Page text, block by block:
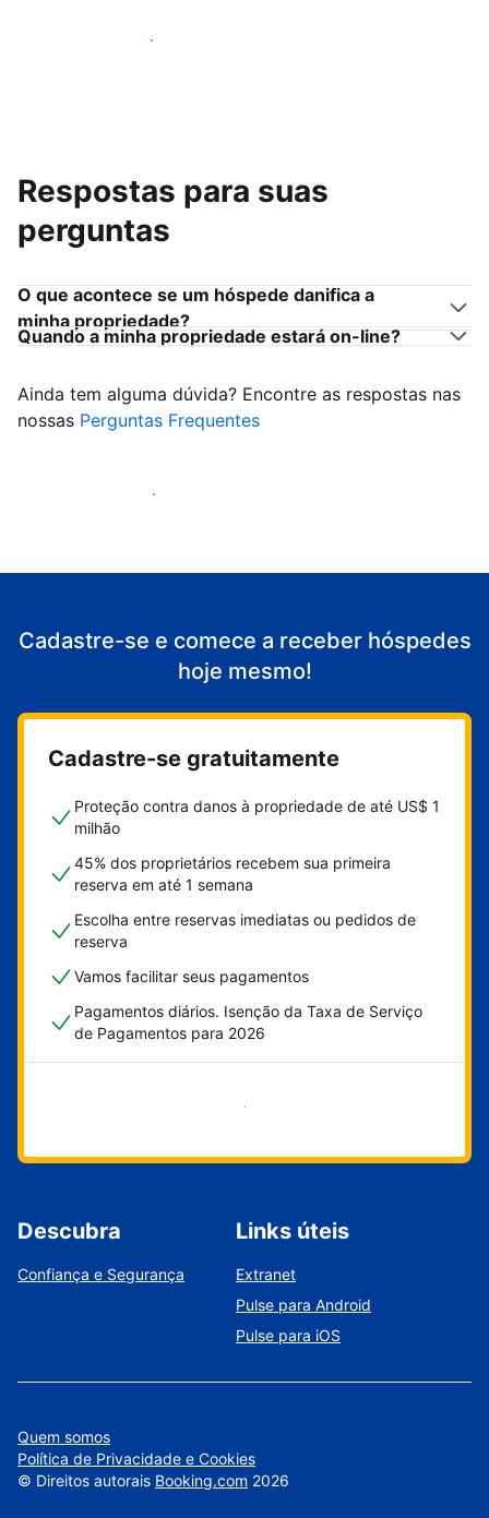
Junte-se a outros anfitriões
Respostas para suas
perguntas
O que acontece se um hóspede danifica a
minha propriedade?
Quando a minha propriedade estará on-line?
Ainda tem alguma dúvida? Encontre as respostas nas
nossas Perguntas Frequentes
Comece a receber hóspedes
Cadastre-se e comece a receber hóspedes
hoje mesmo!
Cadastre-se gratuitamente
Proteção contra danos à propriedade de até US$ 1
milhão
45% dos proprietários recebem sua primeira
reserva em até 1 semana
Escolha entre reservas imediatas ou pedidos de
reserva
Vamos facilitar seus pagamentos
Pagamentos diários. Isenção da Taxa de Serviço
de Pagamentos para 2026
Comece agora
Descubra
Confiança e Segurança
Links úteis
Extranet
Pulse para Android
Pulse para iOS
Quem somos
Política de Privacidade e Cookies
© Direitos autorais Booking.com 2026